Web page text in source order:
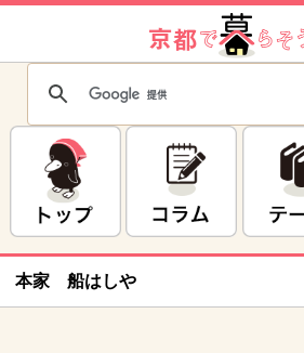
本家 船はしや